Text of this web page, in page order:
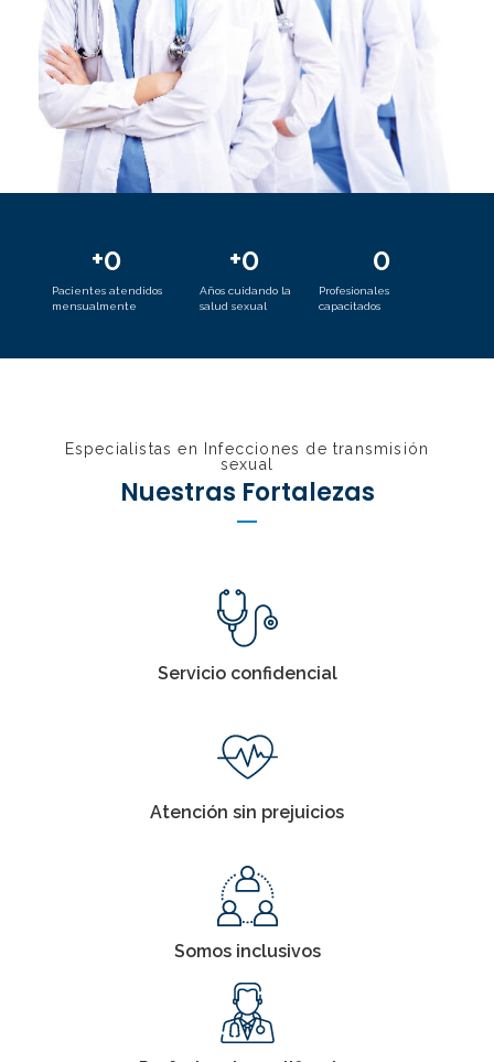
Pacientes atendidos
mensualmente
+0
Años cuidando la
salud sexual
+0
Profesionales
capacitados
0
Especialistas en Infecciones de transmisión
sexual
Nuestras Fortalezas
Servicio confidencial
Atención sin prejuicios
Somos inclusivos